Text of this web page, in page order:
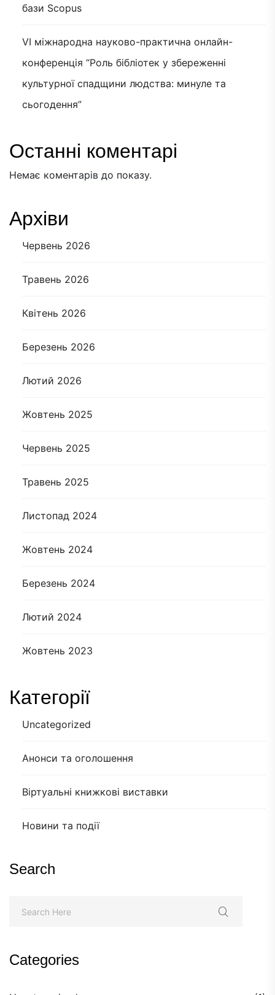
бази Scopus
VI міжнародна науково-практична онлайн-
конференція “Роль бібліотек у збереженні
культурної спадщини людства: минуле та
сьогодення”
Останні коментарі
Немає коментарів до показу.
Архіви
Червень 2026
Травень 2026
Квітень 2026
Березень 2026
Лютий 2026
Жовтень 2025
Червень 2025
Травень 2025
Листопад 2024
Жовтень 2024
Березень 2024
Лютий 2024
Жовтень 2023
Категорії
Uncategorized
Анонси та оголошення
Віртуальні книжкові виставки
Новини та події
Search
Categories